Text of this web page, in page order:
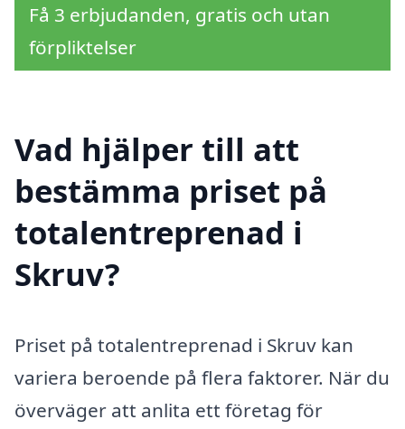
Få 3 erbjudanden, gratis och utan
förpliktelser
Vad hjälper till att
bestämma priset på
totalentreprenad i
Skruv?
Priset på totalentreprenad i Skruv kan
variera beroende på flera faktorer. När du
överväger att anlita ett företag för